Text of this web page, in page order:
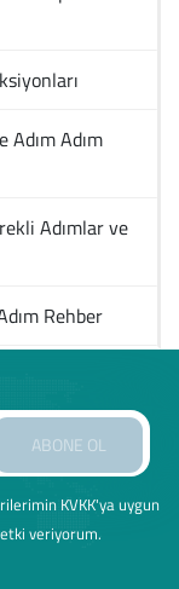
Adım
Adımlar ve
Rehber
ABONE OL
KVKK'ya uygun
veriyorum.